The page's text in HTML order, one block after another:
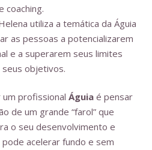
coaching.
utiliza a temática da Águia
as pessoas a potencializarem
e a superarem seus limites
objetivos.
profissional Águiaé pensar
de um grande “farol” que
o seu desenvolvimento e
acelerar fundo e sem